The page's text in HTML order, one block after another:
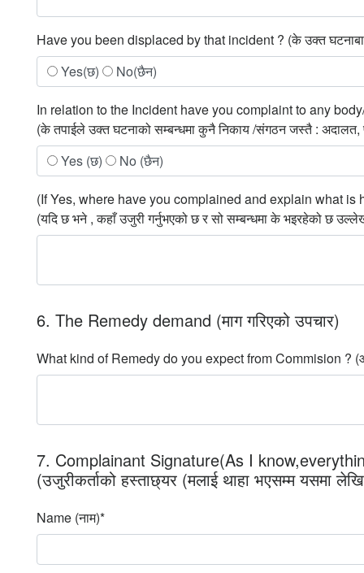
Have you been displaced by that incident ? (के उक्त
Yes(छ)
No(छैन)
In relation to the Incident have you complaint to any
(के तपाईले उक्त घटनाको सम्बन्धमा कुनै निकाय /संगठन जस्तै : अदालत,
Yes (छ)
No (छैन)
(If Yes, where have you complained and explain what
(यदि छ भने , कहाँ उजुरी गर्नुभएको छ र सो सम्बन्धमा के भइरहेको छ
6. The Remedy demand (माग गरिएको उपचार)
What kind of Remedy do you expect from Commision ?
7. Complainant Signature(As I
(उजुरीकर्ताको हस्ताछ्यर (मलाई थाहा भएसम्म यसमा
Name (नाम)*